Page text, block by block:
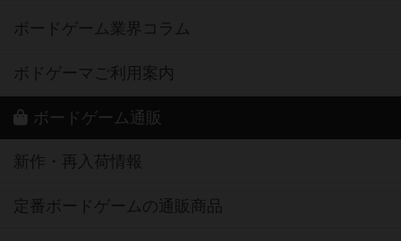
ボードゲーム業界コラム
ボドゲーマご利用案内
ボードゲーム通販
新作・再入荷情報
定番ボードゲームの通販商品